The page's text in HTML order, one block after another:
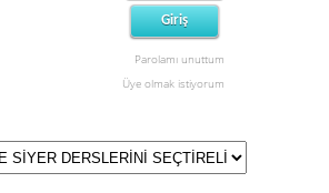
Parolamı unuttum
Üye olmak istiyorum